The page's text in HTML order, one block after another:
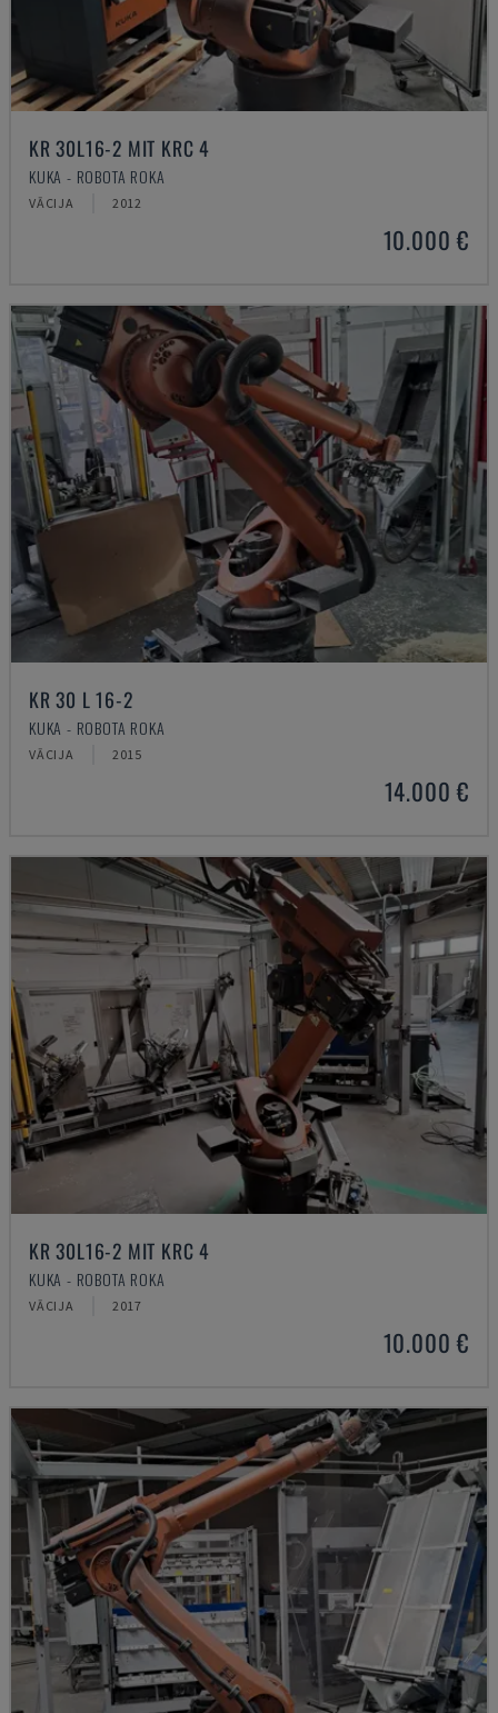
KR 30L16-2 MIT KRC 4
KUKA - ROBOTA ROKA
VĀCIJA 2012
10.000 €
KR 30 L 16-2
KUKA - ROBOTA ROKA
VĀCIJA 2015
14.000 €
KR 30L16-2 MIT KRC 4
KUKA - ROBOTA ROKA
VĀCIJA 2017
10.000 €